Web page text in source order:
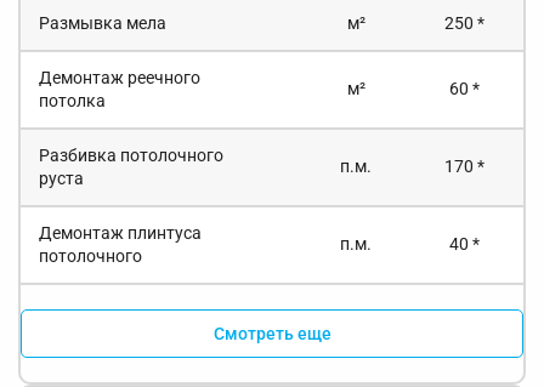
Размывка мела м² 250 *
Демонтаж реечного
потолка
м² 60 *
Разбивка потолочного
руста
п.м. 170 *
Демонтаж плинтуса
потолочного
п.м. 40 *
Смотреть еще